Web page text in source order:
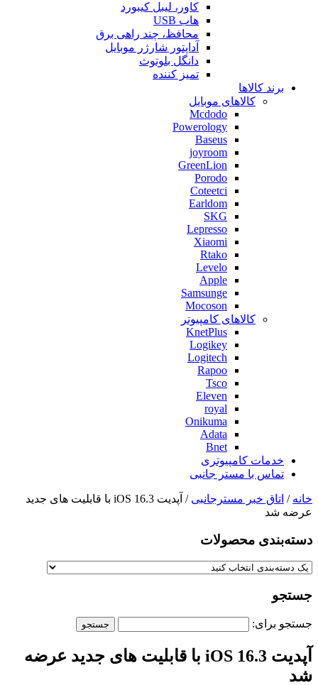
کاور، لیبل کیبورد
هاب USB
محافظ، چند راهی برق
آداپتور شارژر موبایل
دانگل بلوتوث
تمیز کننده
برند کالاها
کالاهای موبایل
Mcdodo
Powerology
Baseus
joyroom
GreenLion
Porodo
Coteetci
Earldom
SKG
Lepresso
Xiaomi
Rtako
Levelo
Apple
Samsunge
Mocoson
کالاهای کامپیوتر
KnetPlus
Logikey
Logitech
Rapoo
Tsco
Eleven
royal
Onikuma
Adata
Bnet
خدمات کامپیوتری
تماس با مستر جانبی
خانه / اتاق خبر مسترجانبی
/ آپدیت iOS 16.3 با قابلیت های جدید
عرضه شد
دسته‌بندی‌ محصولات
جستجو
جستجو برای:
آپدیت iOS 16.3 با قابلیت های جدید عرضه
شد